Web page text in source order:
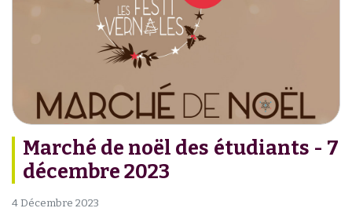
Marché de noël des étudiants - 7
décembre 2023
4 Décembre 2023